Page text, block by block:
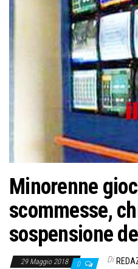
Minorenne
scommesse,
sospensione
29 Maggio 2018 0 Di